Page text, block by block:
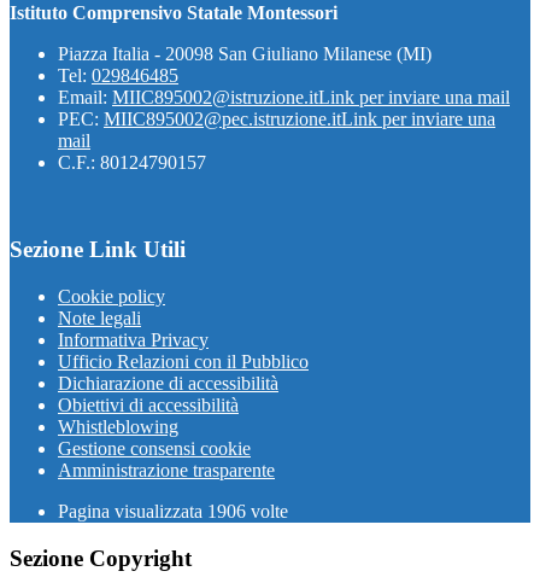
Istituto Comprensivo Statale Montessori
Piazza Italia - 20098 San Giuliano Milanese (MI)
Tel: 029846485
Email: MIIC895002@istruzione.itLink per inviare una mail
PEC: MIIC895002@pec.istruzione.itLink per inviare una
mail
C.F.: 80124790157
Sezione Link Utili
Cookie policy
Note legali
Informativa Privacy
Ufficio Relazioni con il Pubblico
Dichiarazione di accessibilità
Obiettivi di accessibilità
Whistleblowing
Gestione consensi cookie
Amministrazione trasparente
Pagina visualizzata 1906 volte
Sezione Copyright